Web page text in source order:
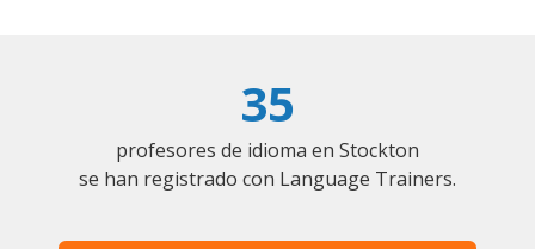
35
profesores de idioma en Stockton
se han registrado con Language Trainers.